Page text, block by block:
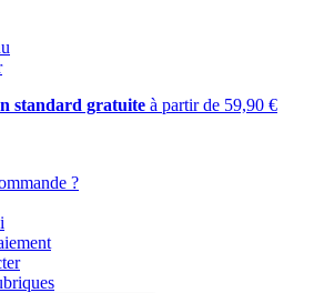
standard gratuite à partir de 59,90 €
?